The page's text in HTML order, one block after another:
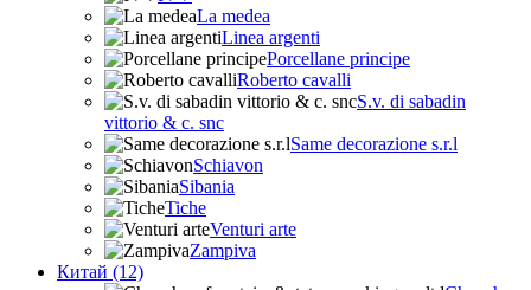
La medea
Linea argenti
Porcellane principe
Roberto cavalli
S.v. di sabadin
vittorio & c. snc
Same decorazione s.r.l
Schiavon
Sibania
Tiche
Venturi arte
Zampiva
Китай (12)